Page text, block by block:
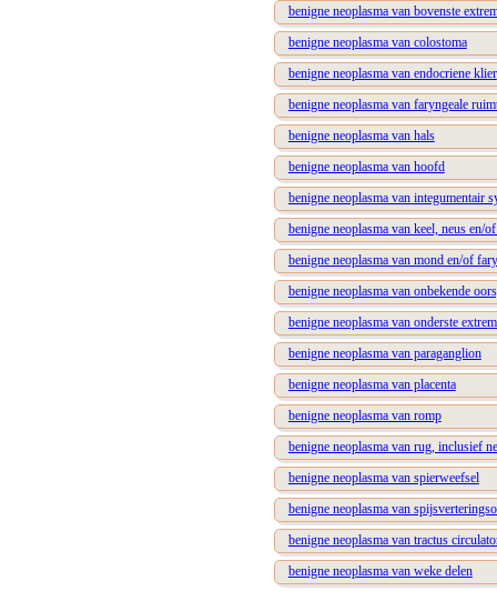
benigne neoplasma van bovenste
benigne neoplasma van colostoma
benigne neoplasma van endocriene klier
benigne neoplasma van faryngeale
benigne neoplasma van hals
benigne neoplasma van hoofd
benigne neoplasma van integumentair
benigne neoplasma van keel, neus en/
benigne neoplasma van mond en/of
benigne neoplasma van onbekende
benigne neoplasma van onderste
benigne neoplasma van paraganglion
benigne neoplasma van placenta
benigne neoplasma van romp
benigne neoplasma van rug, inclusief
benigne neoplasma van spierweefsel
benigne neoplasma van
benigne neoplasma van tractus
benigne neoplasma van weke delen